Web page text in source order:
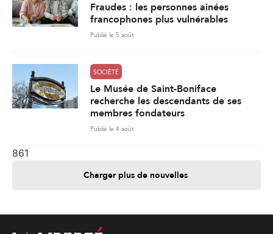
Fraudes : les personnes ainées
francophones plus vulnérables
Publié le 5 août
SOCIÉTÉ
Le Musée de Saint-Boniface
recherche les descendants de ses
membres fondateurs
Publié le 4 août
861
Charger plus de nouvelles